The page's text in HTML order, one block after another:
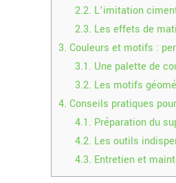
2.2. L’imitation
2.3. Les effets de
3. Couleurs et motifs :
3.1. Une palette de
3.2. Les motifs
4. Conseils pratiques
4.1. Préparation du
4.2. Les outils
4.3. Entretien et